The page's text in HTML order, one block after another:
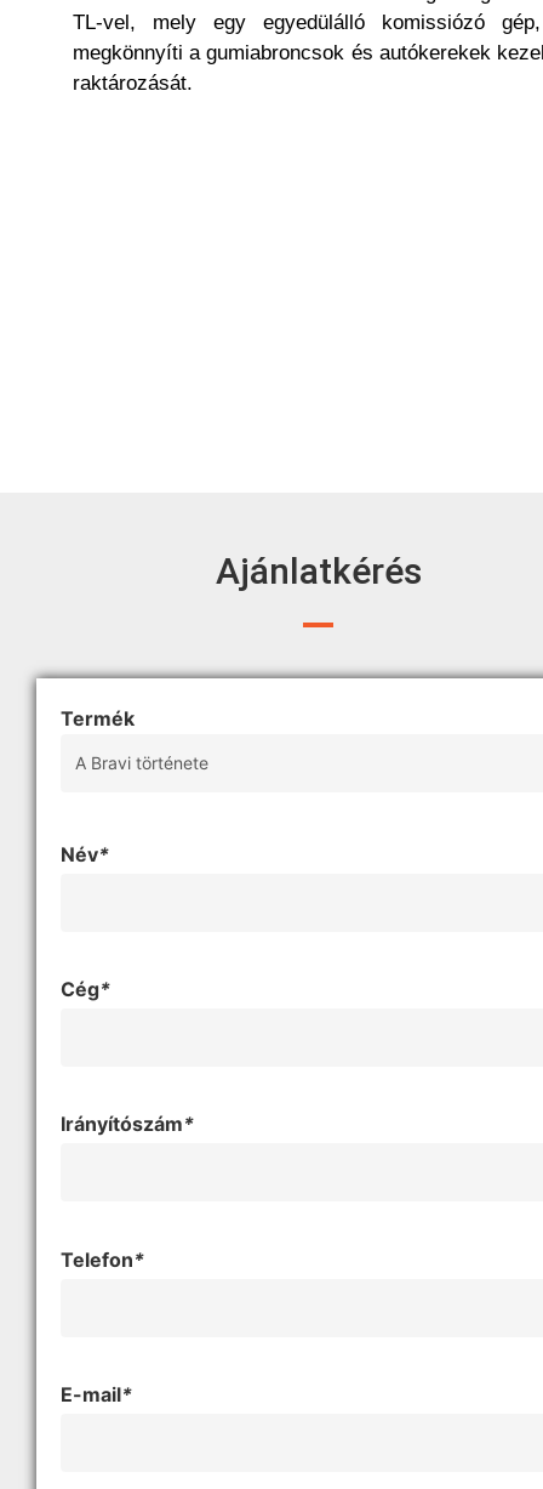
TL-vel, mely egy egyedülálló komissiózó
megkönnyíti a gumiabroncsok és autókerekek
raktározását.
Ajánlatkérés
Termék
Név*
Cég*
Irányítószám*
Telefon*
E-mail*